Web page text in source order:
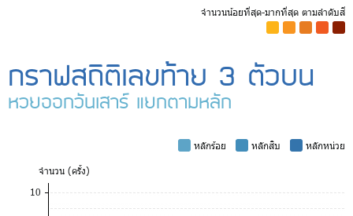
จำนวนน้อยที่สุด-มากที่สุด ตามลำดับสี
กราฟสถิติเลขท้าย 3 ตัวบน
หวยออกวันเสาร์ แยกตามหลัก
หลักร้อย หลักสิบ
หลักหน่วย
จำนวน (ครั้ง)
10